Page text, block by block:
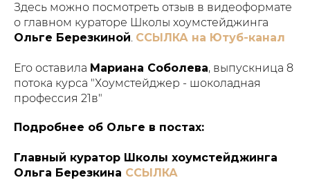
Здесь можно посмотреть отзыв в видеоформате
о главном кураторе Школы хоумстейджинга
Ольге Березкиной. ССЫЛКА на Ютуб-канал
Его оставила Мариана Соболева, выпускница 8
потока курса "Хоумстейджер - шоколадная
профессия 21в"
Подробнее об Ольге в постах:
Главный куратор Школы хоумстейджинга
Ольга Березкина ССЫЛКА